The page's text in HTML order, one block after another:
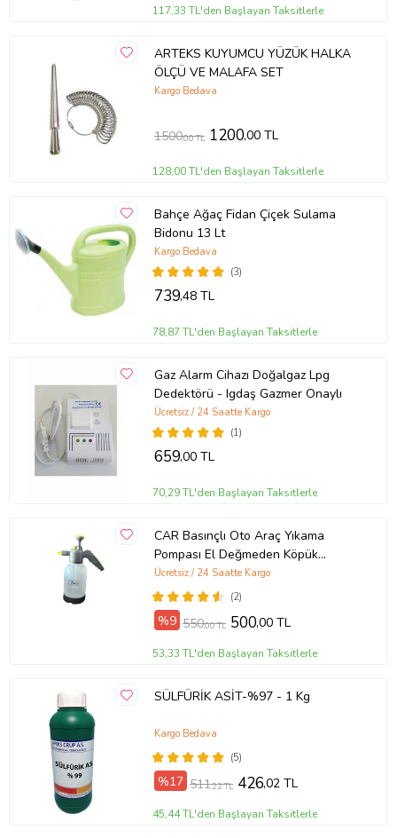
koruyucu özelliklerini artırır.
Rivet Perçin - 12mm, Nikel, 1000 Adet, metal ve plastik yüzeylerin
birleştirilmesi için hem dayanıklı hem de estetik bir çözüm sunar. 12
mm uzunluğu, çeşitli montaj ve onarım uygulamaları için uygundur,
nikel kaplama ise estetik bir değer katar ve koruma sağlar. 1000
adetlik paket, büyük ölçekli projeler ve düzenli kullanımlar için
yeterli bir miktar sunar. Bu perçinler, güvenilir ve sağlam
bağlantılar sağlar, endüstriyel ve hobi projelerinde verimlilik ve
Ürün Kodu:kcm61657166
117,33 TL'den Başlayan Taksitlerle
ARTEKS KUYUMCU YÜZÜK HALKA
ÖLÇÜ VE MALAFA SET
Kargo Bedava
1500,00 TL 1200,00 TL
128,00 TL'den Başlayan Taksitlerle
Bahçe Ağaç Fidan Çiçek Sulama
Bidonu 13 Lt
(3)
Kargo Bedava
739,48 TL
78,87 TL'den Başlayan Taksitlerle
Gaz Alarm Cihazı Doğalgaz Lpg
Dedektörü - Igdaş Gazmer Onaylı
(1)
Ücretsiz / 24 Saatte Kargo
659,00 TL
70,29 TL'den Başlayan Taksitlerle
CAR Basınçlı Oto Araç Yıkama
Pompası El Değmeden Köpük
Püskürtme 2 lt
(2)
Ücretsiz / 24 Saatte Kargo
%9 550,00 TL 500,00 TL
53,33 TL'den Başlayan Taksitlerle
SÜLFÜRİK ASİT-%97 - 1 Kg
(5)
Kargo Bedava
%17 511,22 TL 426,02 TL
45,44 TL'den Başlayan Taksitlerle